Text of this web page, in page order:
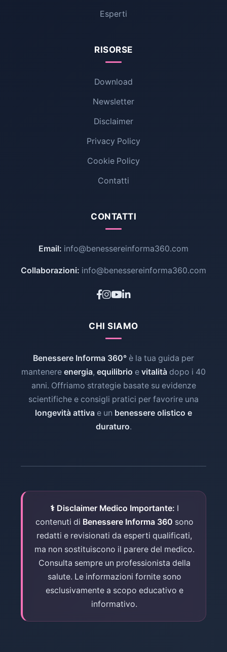
Esperti
RISORSE
Download
Newsletter
Disclaimer
Privacy Policy
Cookie Policy
Contatti
CONTATTI
Email: info@benessereinforma360.com
Collaborazioni: info@benessereinforma360.com
CHI SIAMO
Benessere Informa 360° è la tua guida per
mantenere energia, equilibrio e vitalità dopo i 40
anni. Offriamo strategie basate su evidenze
scientifiche e consigli pratici per favorire una
longevità attiva e un benessere olistico e
duraturo.
⚕ Disclaimer Medico Importante: I
contenuti di Benessere Informa 360 sono
redatti e revisionati da esperti qualificati,
ma non sostituiscono il parere del medico.
Consulta sempre un professionista della
salute. Le informazioni fornite sono
esclusivamente a scopo educativo e
informativo.